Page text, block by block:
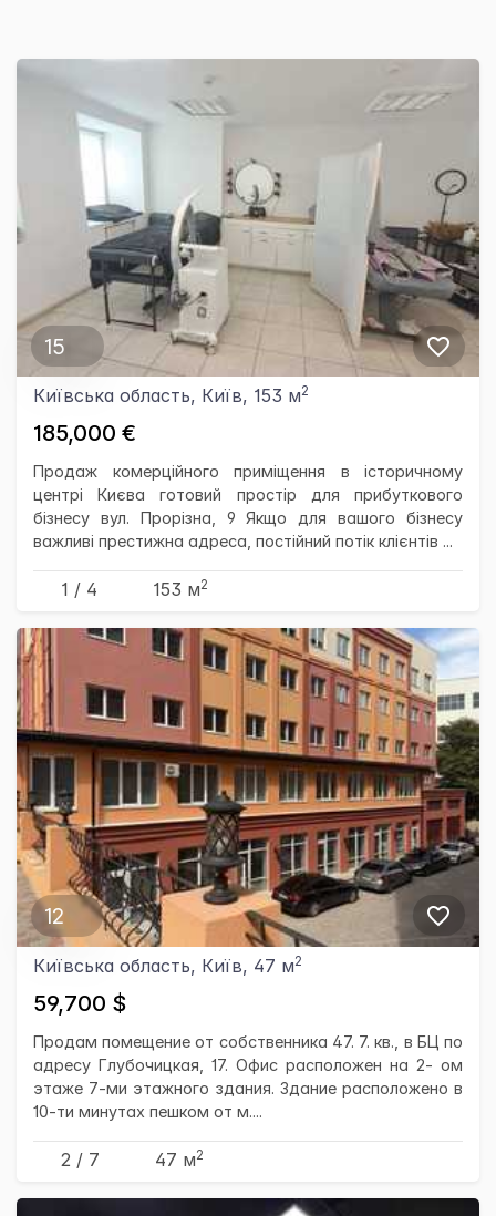
15
Київська область, Київ, 153 м2
185,000 €
Продаж комерційного приміщення в історичному
центрі Києва готовий простір для прибуткового
бізнесу вул. Прорізна, 9 Якщо для вашого бізнесу
важливі престижна адреса, постійний потік клієнтів ...
1 / 4 153 м2
12
Київська область, Київ, 47 м2
59,700 $
Продам помещение от собственника 47. 7. кв., в БЦ по
адресу Глубочицкая, 17. Офис расположен на 2- ом
этаже 7-ми этажного здания. Здание расположено в
10-ти минутах пешком от м....
2 / 7 47 м2